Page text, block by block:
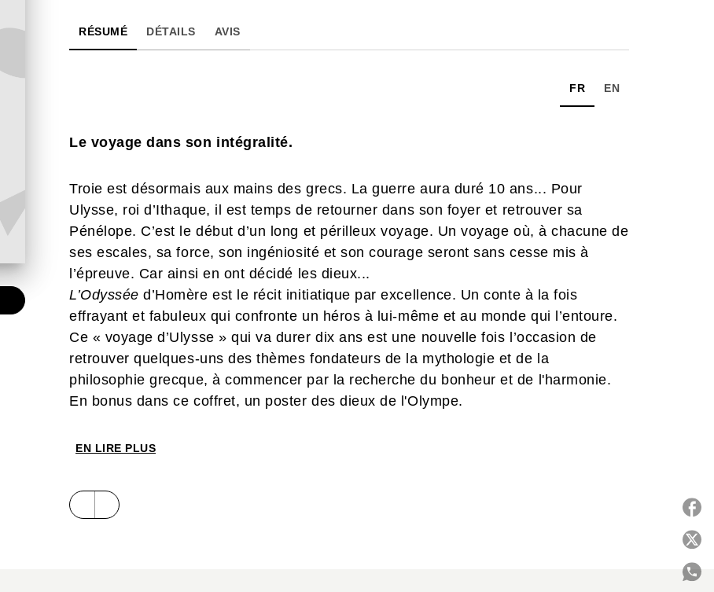
RÉSUMÉ DÉTAILS AVIS
FR EN
Le voyage dans son intégralité.
Troie est désormais aux mains des grecs. La guerre aura duré 10 ans... Pour
Ulysse, roi d’Ithaque, il est temps de retourner dans son foyer et retrouver sa
Pénélope. C’est le début d’un long et périlleux voyage. Un voyage où, à chacune de
ses escales, sa force, son ingéniosité et son courage seront sans cesse mis à
l’épreuve. Car ainsi en ont décidé les dieux...
L’Odyssée d’Homère est le récit initiatique par excellence. Un conte à la fois
effrayant et fabuleux qui confronte un héros à lui-même et au monde qui l’entoure.
Ce « voyage d’Ulysse » qui va durer dix ans est une nouvelle fois l’occasion de
retrouver quelques-uns des thèmes fondateurs de la mythologie et de la
philosophie grecque, à commencer par la recherche du bonheur et de l'harmonie.
En bonus dans ce coffret, un poster des dieux de l'Olympe.
EN LIRE PLUS